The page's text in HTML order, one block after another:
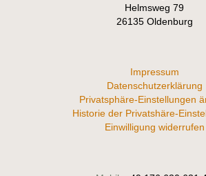
Helmsweg 79
26135 Oldenburg
Impressum
Datenschutzerklärung
Privatsphäre-Einstellungen
Historie der Privatshäre-
Einwilligung widerrufen